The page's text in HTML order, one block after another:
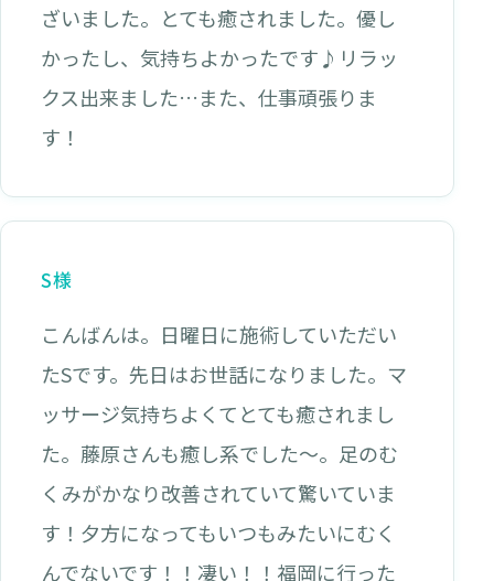
ざいました。とても癒されました。優し
かったし、気持ちよかったです♪リラッ
クス出来ました…また、仕事頑張りま
す！
S様
こんばんは。日曜日に施術していただい
たSです。先日はお世話になりました。マ
ッサージ気持ちよくてとても癒されまし
た。藤原さんも癒し系でした～。足のむ
くみがかなり改善されていて驚いていま
す！夕方になってもいつもみたいにむく
んでないです！！凄い！！福岡に行った